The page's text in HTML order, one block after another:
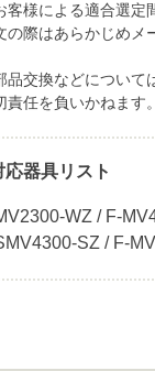
客様による適合選定
の際はあらかじめメ
品交換などについて
責任を負いかねます。
応器具リスト
WZ / F-
SZ / F-